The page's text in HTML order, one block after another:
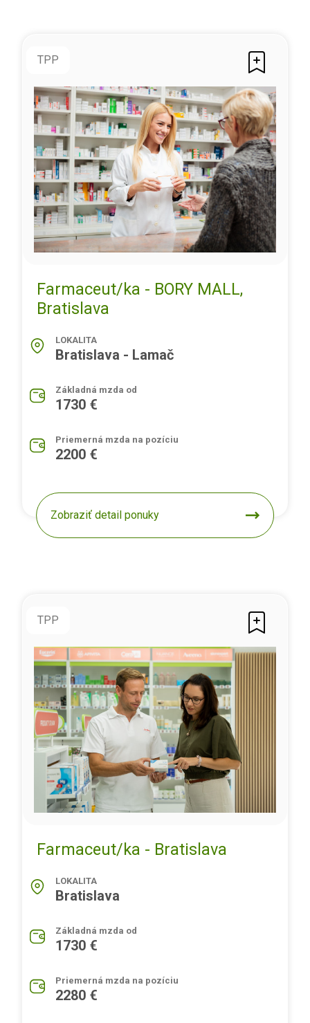
TPP
Farmaceut/ka - BORY MALL,
Bratislava
LOKALITA
Bratislava - Lamač
Základná mzda od
1730 €
Priemerná mzda na pozíciu
2200 €
Zobraziť detail ponuky
TPP
Farmaceut/ka - Bratislava
LOKALITA
Bratislava
Základná mzda od
1730 €
Priemerná mzda na pozíciu
2280 €